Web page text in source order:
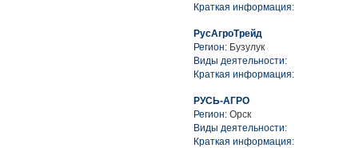
Краткая информация:
РусАгроТрейд
Регион: Бузулук
Виды деятельности:
Краткая информация:
РУСЬ-АГРО
Регион: Орск
Виды деятельности:
Краткая информация: